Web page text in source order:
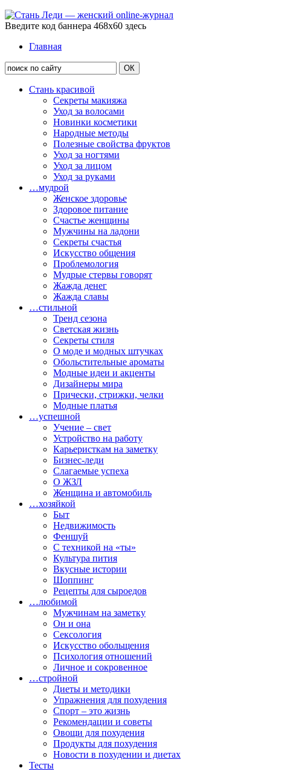
Введите код баннера 468x60 здесь
Главная
Стань красивой
Секреты макияжа
Уход за волосами
Новинки косметики
Народные методы
Полезные свойства фруктов
Уход за ногтями
Уход за лицом
Уход за руками
…мудрой
Женское здоровье
Здоровое питание
Счастье женщины
Мужчины на ладони
Секреты счастья
Искусство общения
Проблемология
Мудрые стервы говорят
Жажда денег
Жажда славы
…стильной
Тренд сезона
Светская жизнь
Секреты стиля
О моде и модных штучках
Обольстительные ароматы
Модные идеи и акценты
Дизайнеры мира
Прически, стрижки, челки
Модные платья
…успешной
Учение – свет
Устройство на работу
Карьеристкам на заметку
Бизнес-леди
Слагаемые успеха
О ЖЗЛ
Женщина и автомобиль
…хозяйкой
Быт
Недвижимость
Феншуй
С техникой на «ты»
Культура пития
Вкусные истории
Шоппинг
Рецепты для сыроедов
…любимой
Мужчинам на заметку
Он и она
Сексология
Искусство обольщения
Психология отношений
Личное и сокровенное
…стройной
Диеты и методики
Упражнения для похудения
Спорт – это жизнь
Рекомендации и советы
Овощи для похудения
Продукты для похудения
Новости в похудении и диетах
Тесты